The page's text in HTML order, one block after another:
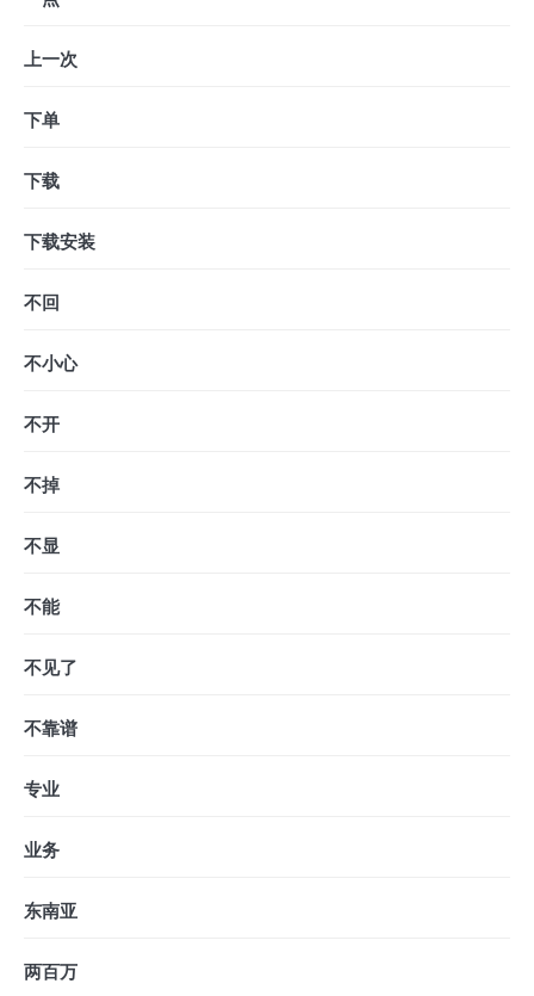
上一次
下单
下载
下载安装
不回
不小心
不开
不掉
不显
不能
不见了
不靠谱
专业
业务
东南亚
两百万